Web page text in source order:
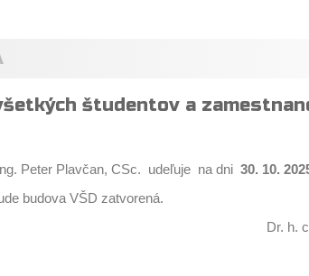
študentov a
Peter Plavčan, CSc. udeľuje na dni 30. 10.
budova VŠD zatvorená.
prof. Ing. Peter